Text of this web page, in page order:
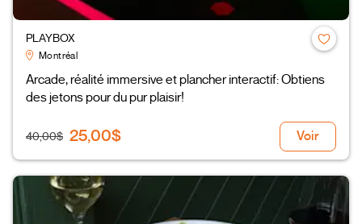
PLAYBOX
Montréal
Arcade, réalité immersive et plancher interactif: Obtiens
des jetons pour du pur plaisir!
40,00$ 25,00$ Voir